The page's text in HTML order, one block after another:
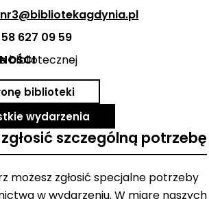
58 627 09 59
bibliotecznej
biblioteki
wydarzenia
szczególną potrzebę
możesz zgłosić specjalne potrzeby
w wydarzeniu. W miarę naszych